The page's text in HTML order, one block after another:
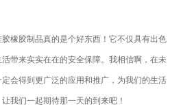
橡胶制品真的是个好东西！它不仅具有出色
带来实实在在的安全保障。我相信啊，在未
会得到更广泛的应用和推广，为我们的生活
我们一起期待那一天的到来吧！